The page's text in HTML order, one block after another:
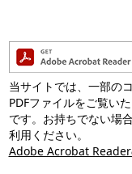
当サイトでは、一部の
PDFファイルをご覧い
です。お持ちでない場
利用ください。
Adobe Acrobat